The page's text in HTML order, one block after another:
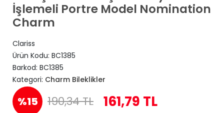
İşlemeli Portre Model Nomination
Charm
Clariss
Ürün Kodu: BC1385
Barkod: BC1385
Kategori: Charm Bileklikler
%15 190,34 TL 161,79 TL